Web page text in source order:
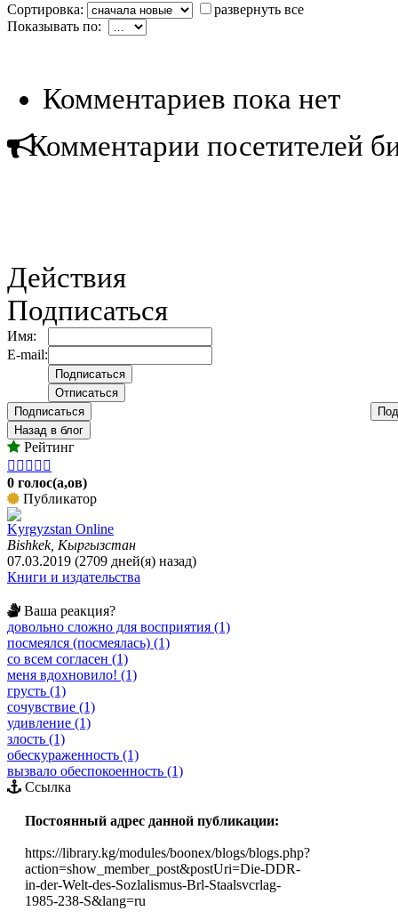
Сортировка:
развернуть все
Показывать по:
Комментариев пока нет
Комментарии посетителей
Действия
Подписаться
Имя:
E-mail:
Подписаться
Назад в блог
Рейтинг
    
0 голос(а,ов)
Публикатор
Kyrgyzstan Online
Bishkek, Кыргызстан
07.03.2019 (2709 дней(я) назад)
Книги и издательства
Ваша реакция?
довольно сложно для восприятия (1)
посмеялся (посмеялась) (1)
со всем согласен (1)
меня вдохновило! (1)
грусть (1)
сочувствие (1)
удивление (1)
злость (1)
обескураженность (1)
вызвало обеспокоенность (1)
Ссылка
Постоянный адрес данной публикации:
https://library.kg/modules/boonex/blogs/blogs.php?
action=show_member_post&postUri=Die-DDR-
in-der-Welt-des-Sozlalismus-Brl-Staalsvcrlag-
1985-238-S&lang=ru